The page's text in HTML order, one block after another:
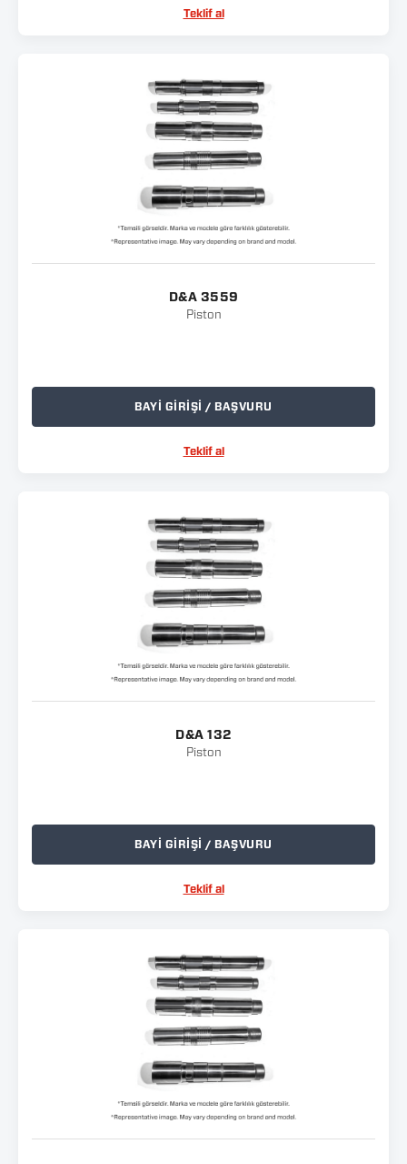
Teklif al
D&A 3559
Piston
BAYİ GİRİŞİ / BAŞVURU
Teklif al
D&A 132
Piston
BAYİ GİRİŞİ / BAŞVURU
Teklif al